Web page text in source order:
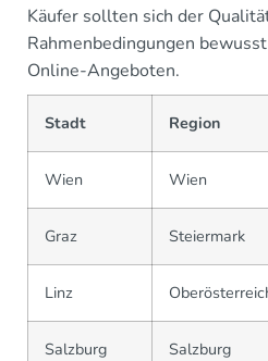
Käufer sollten sich der
Rahmenbedingungen
Online-Angeboten.
Stadt Region
Wien Wien
Graz Steiermark
Linz
Salzburg Salzburg